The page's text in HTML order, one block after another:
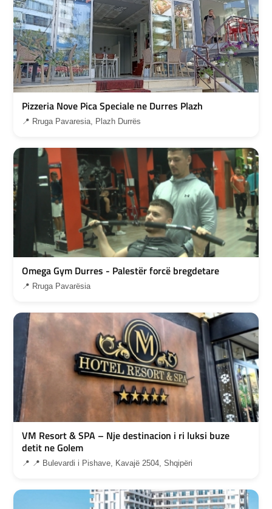
Pizzeria Nove Pica Speciale ne Durres Plazh
📍 Rruga Pavaresia, Plazh Durrës
Omega Gym Durres - Palestër forcë bregdetare
📍 Rruga Pavarësia
VM Resort & SPA – Nje destinacion i ri luksi buze
detit ne Golem
📍 📍 Bulevardi i Pishave, Kavajë 2504, Shqipëri